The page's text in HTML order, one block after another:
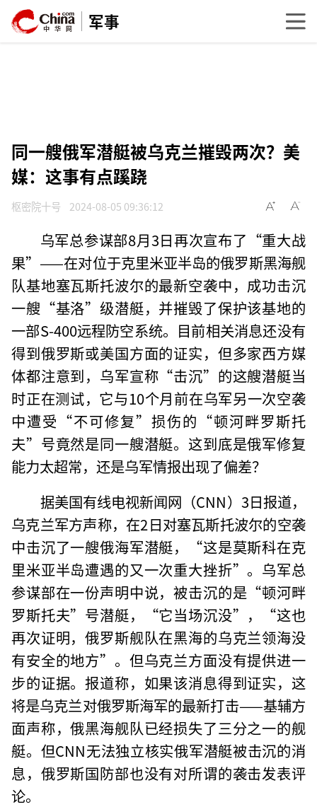
军事
同一艘俄军潜艇被乌克兰摧毁两次？美
媒：这事有点蹊跷
枢密院十号 2024-08-05 09:36:12
乌军总参谋部8月3日再次宣布了“重大战
果”——在对位于克里米亚半岛的俄罗斯黑海舰
队基地塞瓦斯托波尔的最新空袭中，成功击沉
一艘“基洛”级潜艇，并摧毁了保护该基地的
一部S-400远程防空系统。目前相关消息还没有
得到俄罗斯或美国方面的证实，但多家西方媒
体都注意到，乌军宣称“击沉”的这艘潜艇当
时正在测试，它与10个月前在乌军另一次空袭
中遭受“不可修复”损伤的“顿河畔罗斯托
夫”号竟然是同一艘潜艇。这到底是俄军修复
能力太超常，还是乌军情报出现了偏差？
据美国有线电视新闻网（CNN）3日报道，
乌克兰军方声称，在2日对塞瓦斯托波尔的空袭
中击沉了一艘俄海军潜艇，“这是莫斯科在克
里米亚半岛遭遇的又一次重大挫折”。乌军总
参谋部在一份声明中说，被击沉的是“顿河畔
罗斯托夫”号潜艇，“它当场沉没”，“这也
再次证明，俄罗斯舰队在黑海的乌克兰领海没
有安全的地方”。但乌克兰方面没有提供进一
步的证据。报道称，如果该消息得到证实，这
将是乌克兰对俄罗斯海军的最新打击——基辅方
面声称，俄黑海舰队已经损失了三分之一的舰
艇。但CNN无法独立核实俄军潜艇被击沉的消
息，俄罗斯国防部也没有对所谓的袭击发表评
论。